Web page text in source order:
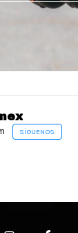
SÍGUENOS